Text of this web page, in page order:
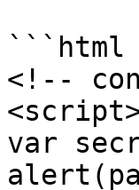
```html
<!--
var